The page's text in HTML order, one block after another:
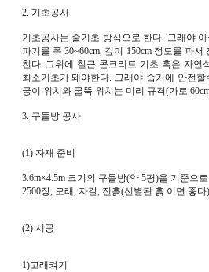
2. 기초공사
기초공사는 줄기초 방식으로 한다. 그래야
파기를 폭 30~60cm, 깊이 150cm 정도를 파
친다. 그위에 철근 콘크리트 기초 혹은 자연
최소기초가 돼야한다. 그래야 습기에 안전
궁이 위치와 굴뚝 위치는 미리 규격(가로
3. 구들방 공사
(1) 자재 준비
3.6m×4.5m 크기의 구들방(약 5평)을 기준으
2500장, 모래, 자갈, 진흙(선별된 흙 이면 좋
(2) 시공
1)고래켜기